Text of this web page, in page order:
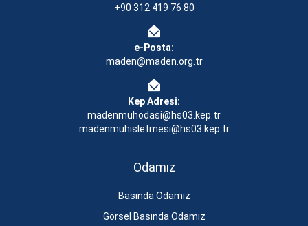
+90 312 419 76 80
e-Posta:
maden@maden.org.tr
Kep Adresi:
madenmuhodasi@hs03.kep.tr
madenmuhisletmesi@hs03.kep.tr
Odamız
Basında Odamız
Görsel Basında Odamız